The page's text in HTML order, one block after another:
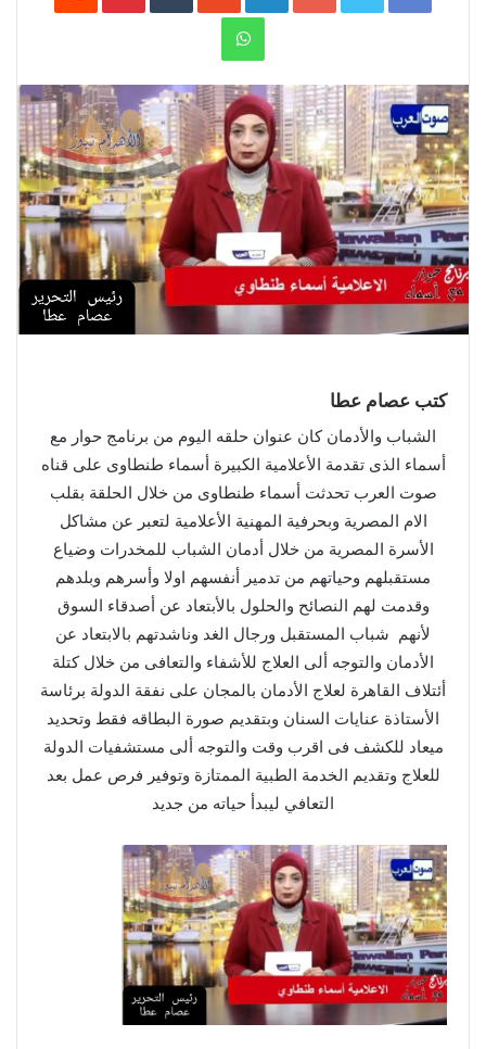
WhatsApp
كتب عصام عطا
الشباب والأدمان كان عنوان حلقه اليوم من برنامج حوار مع
أسماء الذى تقدمة الأعلامية الكبيرة أسماء طنطاوى على قناه
صوت العرب تحدثت أسماء طنطاوى من خلال الحلقة بقلب
الام المصرية وبحرفية المهنية الأعلامية لتعبر عن مشاكل
الأسرة المصرية من خلال أدمان الشباب للمخدرات وضياع
مستقبلهم وحياتهم من تدمير أنفسهم اولا وأسرهم وبلدهم
وقدمت لهم النصائح والحلول بالأبتعاد عن أصدقاء السوق
لأنهم شباب المستقبل ورجال الغد وناشدتهم بالابتعاد عن
الأدمان والتوجه ألى العلاج للأشفاء والتعافى من خلال كتلة
أئتلاف القاهرة لعلاج الأدمان بالمجان على نفقة الدولة برئاسة
الأستاذة عنايات السنان وبتقديم صورة البطاقه فقط وتحديد
ميعاد للكشف فى اقرب وقت والتوجه ألى مستشفيات الدولة
للعلاج وتقديم الخدمة الطبية الممتازة وتوفير فرص عمل بعد
التعافي ليبدأ حياته من جديد